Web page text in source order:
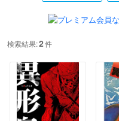
検索結果:2件